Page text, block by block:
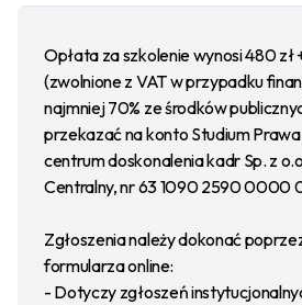
Opłata za szkolenie wynosi 480 zł
(zwolnione z VAT w przypadku
najmniej 70% ze środków
przekazać na konto Studium
centrum doskonalenia kadr Sp. z
Centralny, nr 63 1090 2590 0000
Zgłoszenia należy dokonać
formularza online:
- Dotyczy zgłoszeń